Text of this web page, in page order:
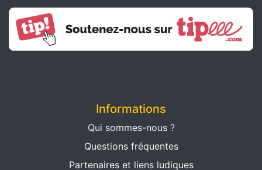
Informations
Qui sommes-nous ?
Questions fréquentes
Partenaires et liens ludiques